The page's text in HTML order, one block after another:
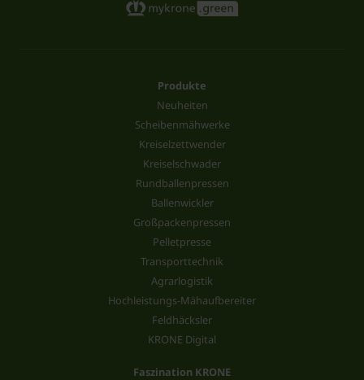
Produkte
Neuheiten
Scheibenmähwerke
Kreiselzettwender
Kreiselschwader
Rundballenpressen
Ballenwickler
Großpackenpressen
Pelletpresse
Transporttechnik
Agrarlogistik
Hochleistungs-Mähaufbereiter
Feldhäcksler
KRONE Digital
Faszination KRONE